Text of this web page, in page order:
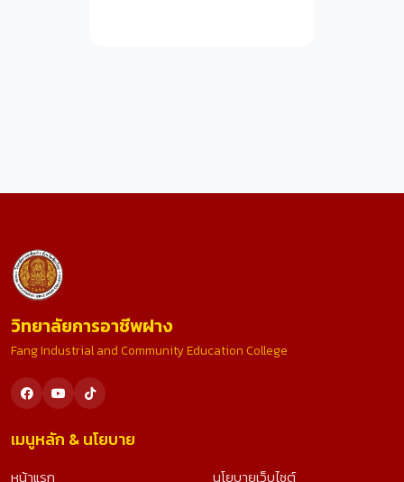
วิทยาลัยการอาชีพฝาง
Fang Industrial and Community Education College
เมนูหลัก & นโยบาย
หน้าแรก นโยบายเว็บไซต์